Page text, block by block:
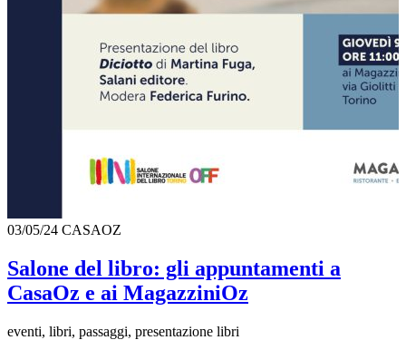
03/05/24 CASAOZ
Salone del libro: gli appuntamenti a
CasaOz e ai MagazziniOz
eventi, libri, passaggi, presentazione libri